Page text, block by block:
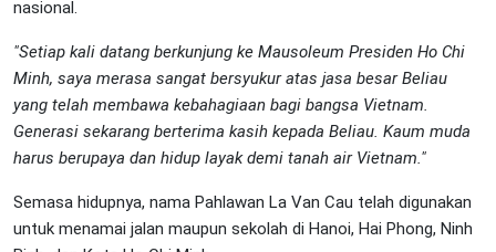
nasional.
"Setiap kali datang berkunjung ke Mausoleum Presiden Ho Chi
Minh, saya merasa sangat bersyukur atas jasa besar Beliau
yang telah membawa kebahagiaan bagi bangsa Vietnam.
Generasi sekarang berterima kasih kepada Beliau. Kaum muda
harus berupaya dan hidup layak demi tanah air Vietnam."
Semasa hidupnya, nama Pahlawan La Van Cau telah digunakan
untuk menamai jalan maupun sekolah di Hanoi, Hai Phong, Ninh